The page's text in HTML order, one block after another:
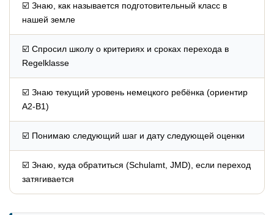
☑️ Знаю, как называется подготовительный класс в
нашей земле
☑️ Спросил школу о критериях и сроках перехода в
Regelklasse
☑️ Знаю текущий уровень немецкого ребёнка (ориентир
A2-B1)
☑️ Понимаю следующий шаг и дату следующей оценки
☑️ Знаю, куда обратиться (Schulamt, JMD), если переход
затягивается